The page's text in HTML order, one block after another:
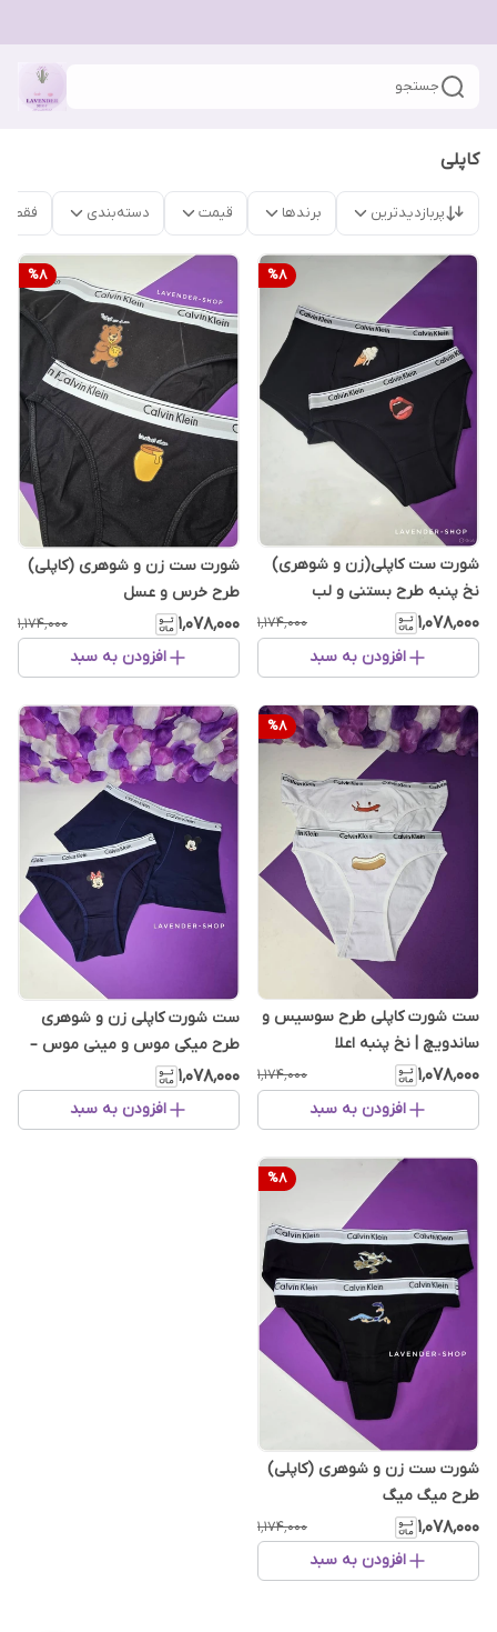
جستجو
کاپلی
پربازدیدترین برندها قیمت دسته‌بندی فقط
%8
شورت ست کاپلی(زن و شوهری)
نخ پنبه طرح بستنی و لب
۱٬۰۷۸٬۰۰۰ ۱٬۱۷۴٬۰۰۰
افزودن به سبد
%8
شورت ست زن و شوهری (کاپلی)
طرح خرس و عسل
۱٬۰۷۸٬۰۰۰ ۱٬۱۷۴٬۰۰۰
افزودن به سبد
%8
ست شورت کاپلی طرح سوسیس و
ساندویچ | نخ پنبه اعلا
۱٬۰۷۸٬۰۰۰ ۱٬۱۷۴٬۰۰۰
افزودن به سبد
ست شورت کاپلی زن و شوهری
طرح میکی موس و مینی موس –
تمام نخ پنبه‌ای لطیف
۱٬۰۷۸٬۰۰۰
افزودن به سبد
%8
شورت ست زن و شوهری (کاپلی)
طرح میگ میگ
۱٬۰۷۸٬۰۰۰ ۱٬۱۷۴٬۰۰۰
افزودن به سبد